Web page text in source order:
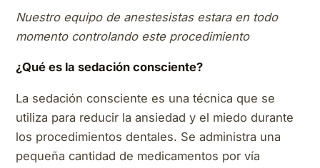
Nuestro equipo de anestesistas estara en todo
momento controlando este procedimiento
¿Qué es la sedación consciente?
La sedación consciente es una técnica que se
utiliza para reducir la ansiedad y el miedo durante
los procedimientos dentales. Se administra una
pequeña cantidad de medicamentos por vía